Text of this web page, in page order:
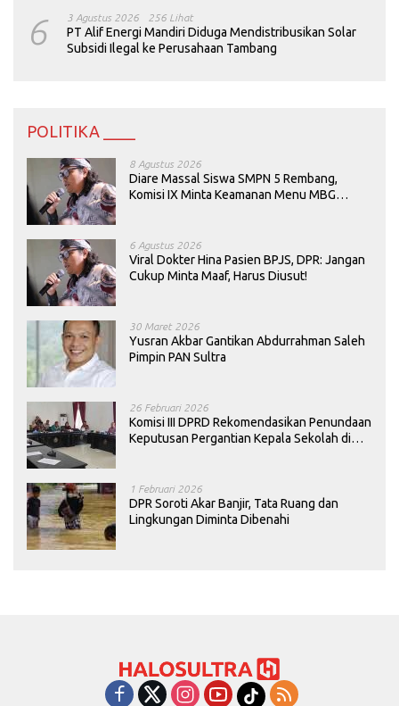
6 3 Agustus 2026 256 Lihat
PT Alif Energi Mandiri Diduga Mendistribusikan Solar
Subsidi Ilegal ke Perusahaan Tambang
POLITIKA ____
8 Agustus 2026
Diare Massal Siswa SMPN 5 Rembang,
Komisi IX Minta Keamanan Menu MBG
6 Agustus 2026
Viral Dokter Hina Pasien BPJS, DPR: Jangan
Cukup Minta Maaf, Harus Diusut!
30 Maret 2026
Yusran Akbar Gantikan Abdurrahman Saleh
Pimpin PAN Sultra
26 Februari 2026
Komisi III DPRD Rekomendasikan Penundaan
Keputusan Pergantian Kepala Sekolah di
1 Februari 2026
DPR Soroti Akar Banjir, Tata Ruang dan
Lingkungan Diminta Dibenahi